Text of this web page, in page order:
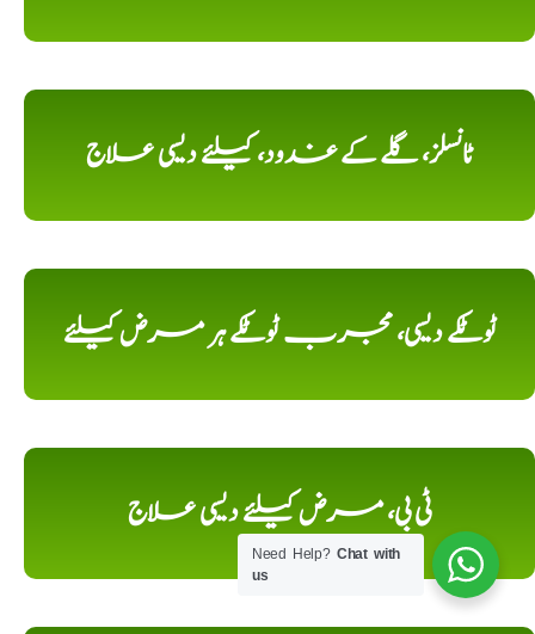
ٹانسلز، گلے کے غدود، کیلئے دیسی علاج
ٹوٹکے دیسی، مجرب ٹوٹکے ہر مرض کیلئے
ٹی بی، مرض کیلئے دیسی علاج
Need Help?Chat with
us